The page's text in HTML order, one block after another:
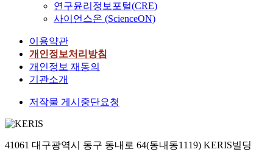
연구윤리정보포털(CRE)
사이언스온 (ScienceON)
이용약관
개인정보처리방침
개인정보 재동의
기관소개
저작물 게시중단요청
41061 대구광역시 동구 동내로 64(동내동1119) KERIS빌딩